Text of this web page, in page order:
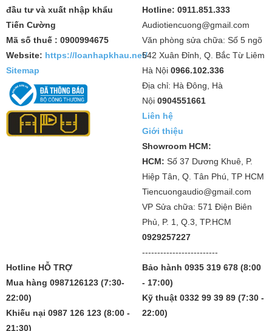
đầu tư và xuất nhập khẩu
Tiến Cường
Mã số thuế : 0900994675
Website: https://loanhapkhau.net/
Sitemap
Hotline: 0911.851.333
Audiotiencuong@gmail.com
Văn phòng sửa chữa: Số 5 ngõ
542 Xuân Đỉnh, Q. Bắc Từ Liêm
Hà Nội 0966.102.336
Địa chỉ: Hà Đông, Hà
Nội 0904551661
Liên hệ
Giới thiệu
Showroom HCM:
HCM: Số 37 Dương Khuê, P.
Hiệp Tân, Q. Tân Phú, TP HCM
Tiencuongaudio@gmail.com
VP Sửa chữa: 571 Điện Biên
Phủ, P. 1, Q.3, TP.HCM
0929257227
-------------------------
Hotline HỖ TRỢ
Mua hàng 0987126123 (7:30-
22:00)
Khiếu nại 0987 126 123 (8:00 -
21:30)
Bảo hành 0935 319 678 (8:00
- 17:00)
Kỹ thuật 0332 99 39 89 (7:30 -
22:00)